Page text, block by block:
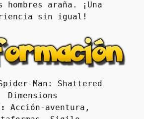
araña. ¡Una
sin igual!
Man: Shattered
Dimensions
Acción-aventura,